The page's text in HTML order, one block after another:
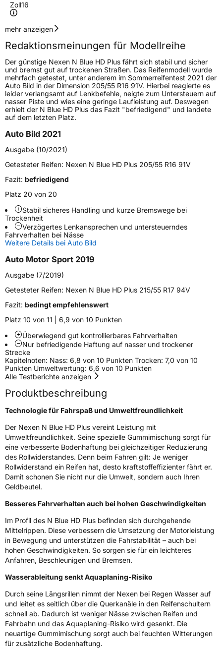
Zoll16
Geschwindigkeitsindex
Höchstgeschwindigkeit
240 km/h
Lastindex99
Höchstlast775 kg
Gewicht (in kg) 10,351 kg
FahrzeugtypPKW
VerwendungSommerreifen
ModellnameN Blue HD Plus
FahrzeugartPKW & SUV
Weitere Eigenschaften
SchlauchtypTL
ZustandNeureifen
Verstärkt XL
EU Label
EffizienzC
NasshaftungB
Rollgeräusch (dB)72
Fahrzeugklasse
C1
3PMSF / Schneeflockensymbol / Alpine-Symbol Nein
EisgripNein
EPREL ID430572
Allgemeine Produktsicherheit (GPSR)
HerstellerkontaktNEXEN TIRE EUROPE s.r.o., Lise-Meitner-
Strasse 1 65779 Kelkheim Deutschland,
marketing.nte@nexentire.com
mehr anzeigen
Redaktionsmeinungen für Modellreihe
Der günstige Nexen N Blue HD Plus fährt sich stabil und sicher
und bremst gut auf trockenen Straßen. Das Reifenmodell wurde
mehrfach getestet, unter anderem im Sommerreifentest 2021 der
Auto Bild in der Dimension 205/55 R16 91V. Hierbei reagierte es
leider verlangsamt auf Lenkbefehle, neigte zum Untersteuern auf
nasser Piste und wies eine geringe Laufleistung auf. Deswegen
erhielt der N Blue HD Plus das Fazit "befriedigend" und landete
auf dem letzten Platz.
Auto Bild 2021
Ausgabe (10/2021)
Getesteter Reifen: Nexen N Blue HD Plus 205/55 R16 91V
Fazit: befriedigend
Platz 20 von 20
Stabil sicheres Handling und kurze Bremswege bei
Trockenheit
Verzögertes Lenkansprechen und untersteuerndes
Fahrverhalten bei Nässe
Weitere Details bei Auto Bild
Auto Motor Sport 2019
Ausgabe (7/2019)
Getesteter Reifen: Nexen N Blue HD Plus 215/55 R17 94V
Fazit: bedingt empfehlenswert
Platz 10 von 11 | 6,9 von 10 Punkten
Überwiegend gut kontrollierbares Fahrverhalten
Nur befriedigende Haftung auf nasser und trockener
Strecke
Kapitelnoten: Nass: 6,8 von 10 Punkten Trocken: 7,0 von 10
Punkten Umweltwertung: 6,6 von 10 Punkten
Alle Testberichte anzeigen
Produktbeschreibung
Technologie für Fahrspaß und Umweltfreundlichkeit
Der Nexen N Blue HD Plus vereint Leistung mit
Umweltfreundlichkeit. Seine spezielle Gummimischung sorgt für
eine verbesserte Bodenhaftung bei gleichzeitiger Reduzierung
des Rollwiderstandes. Denn beim Fahren gilt: Je weniger
Rollwiderstand ein Reifen hat, desto kraftstoffeffizienter fährt er.
Damit schonen Sie nicht nur die Umwelt, sondern auch Ihren
Geldbeutel.
Besseres Fahrverhalten auch bei hohen Geschwindigkeiten
Im Profil des N Blue HD Plus befinden sich durchgehende
Mittelrippen. Diese verbessern die Umsetzung der Motorleistung
in Bewegung und unterstützen die Fahrstabilität – auch bei
hohen Geschwindigkeiten. So sorgen sie für ein leichteres
Anfahren, Beschleunigen und Bremsen.
Wasserableitung senkt Aquaplaning-Risiko
Durch seine Längsrillen nimmt der Nexen bei Regen Wasser auf
und leitet es seitlich über die Querkanäle in den Reifenschultern
schnell ab. Dadurch ist weniger Nässe zwischen Reifen und
Fahrbahn und das Aquaplaning-Risiko wird gesenkt. Die
neuartige Gummimischung sorgt auch bei feuchten Witterungen
für zusätzliche Bodenhaftung.